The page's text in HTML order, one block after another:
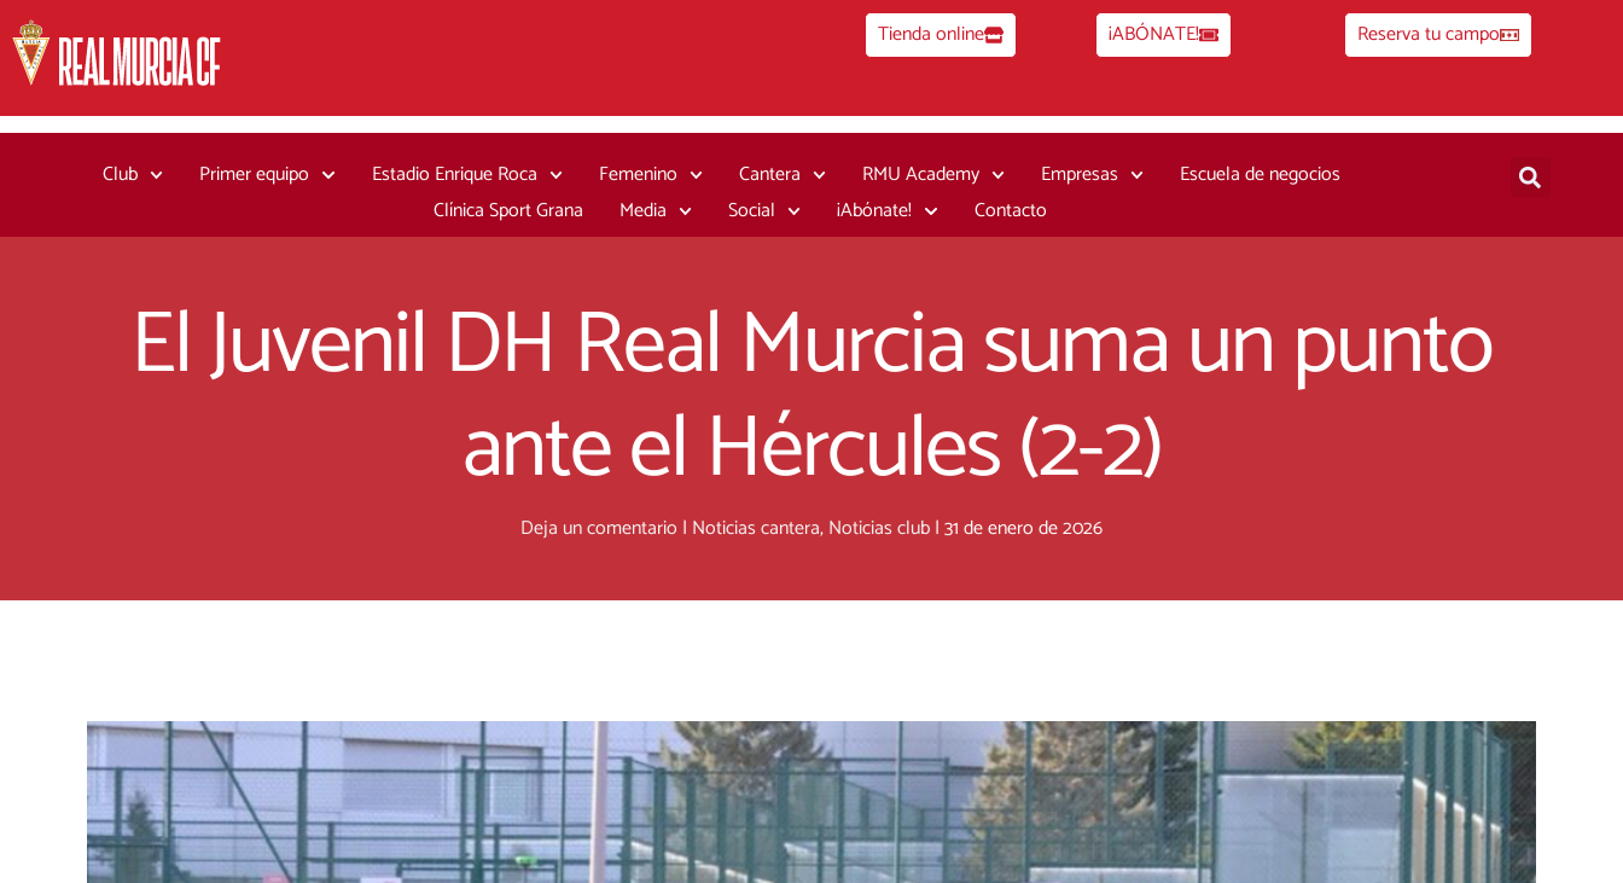
al
contenido
Tienda online ¡ABÓNATE! Reserva tu campo
Club Primer equipo Estadio Enrique Roca Femenino Cantera RMU Academy Empresas
Escuela de negocios
Clínica Sport Grana
Media Social ¡Abónate! Contacto
El Juvenil DH Real Murcia suma un punto
ante el Hércules (2-2)
Deja un comentario | Noticias cantera,Noticias club|31 de enero de 2026